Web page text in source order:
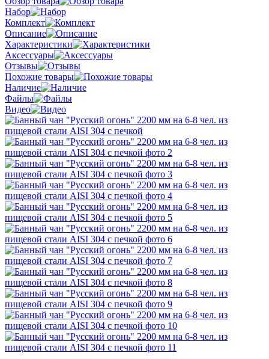
Набор
Комплект
Описание
Характеристики
Аксессуары
Отзывы
Похожие товары
Наличие
Файлы
Видео